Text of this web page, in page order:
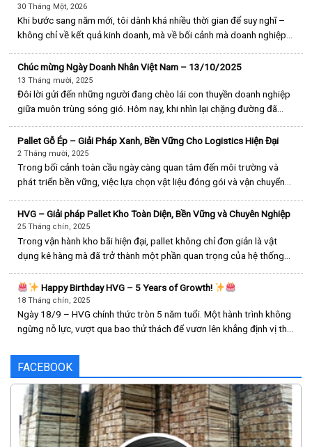
30 Tháng Một, 2026
Khi bước sang năm mới, tôi dành khá nhiều thời gian để suy nghĩ –
không chỉ về kết quả kinh doanh, mà về bối cảnh mà doanh nghiệp
phức tạp hơn rất nhiều so với [...]
Chúc mừng Ngày Doanh Nhân Việt Nam – 13/10/2025
13 Tháng mười, 2025
Đôi lời gửi đến những người đang chèo lái con thuyền doanh nghiệp
giữa muôn trùng sóng gió. Hôm nay, khi nhìn lại chặng đường đã
những người làm chủ, dù là một xưởng gỗ nhỏ, một [...]
Pallet Gỗ Ép – Giải Pháp Xanh, Bền Vững Cho Logistics Hiện Đại
2 Tháng mười, 2025
Trong bối cảnh toàn cầu ngày càng quan tâm đến môi trường và
phát triển bền vững, việc lựa chọn vật liệu đóng gói và vận chuyển
môi trường và hình ảnh thương hiệu. [...]
HVG – Giải pháp Pallet Kho Toàn Diện, Bền Vững và Chuyên Nghiệp
25 Tháng chín, 2025
Trong vận hành kho bãi hiện đại, pallet không chỉ đơn giản là vật
dụng kê hàng mà đã trở thành một phần quan trọng của hệ thống
hành. Khác với nhiều đơn vị nhỏ lẻ [...]
Happy Birthday HVG – 5 Years of Growth!
18 Tháng chín, 2025
Ngày 18/9 – HVG chính thức tròn 5 năm tuổi. Một hành trình không
ngừng nỗ lực, vượt qua bao thử thách để vươn lên khẳng định vị thế.
hàng & đối tác
FACEBOOK